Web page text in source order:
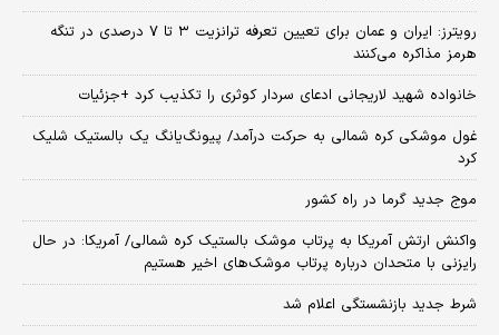
رویترز: ایران و عمان برای تعیین تعرفه ترانزیت ۳ تا ۷ درصدی در تنگه
هرمز مذاکره می‌کنند
خانواده شهید لاریجانی ادعای سردار کوثری را تکذیب کرد +جزئیات
غول موشکی کره شمالی به حرکت درآمد/ پیونگ‌یانگ یک بالستیک شلیک
کرد
موج جدید گرما در راه کشور
واکنش ارتش آمریکا به پرتاب موشک بالستیک کره شمالی/ آمریکا: در حال
رایزنی با متحدان درباره پرتاب موشک‌های اخیر هستیم
شرط جدید بازنشستگی اعلام شد